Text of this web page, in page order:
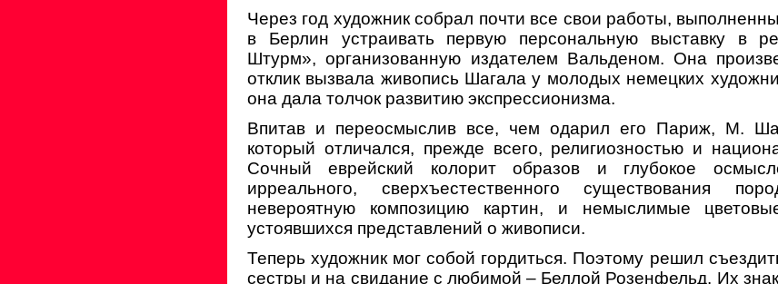
Через год художник собрал почти все свои работы,
в Берлин устраивать первую персональную выставку в
Штурм», организованную издателем Вальденом. Она
отклик вызвала живопись Шагала у молодых немецких
она дала толчок развитию экспрессионизма.
Впитав и переосмыслив все, чем одарил его Париж, М.
который отличался, прежде всего, религиозностью и
Сочный еврейский колорит образов и глубокое
ирреального, сверхъестественного существования
невероятную композицию картин, и немыслимые
устоявшихся представлений о живописи.
Теперь художник мог собой гордиться. Поэтому решил
сестры и на свидание с любимой – Беллой Розенфельд. Их